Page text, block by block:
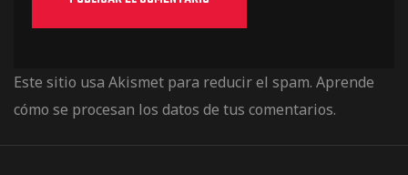
Este sitio usa Akismet para reducir el spam. Aprende
cómo se procesan los datos de tus comentarios.